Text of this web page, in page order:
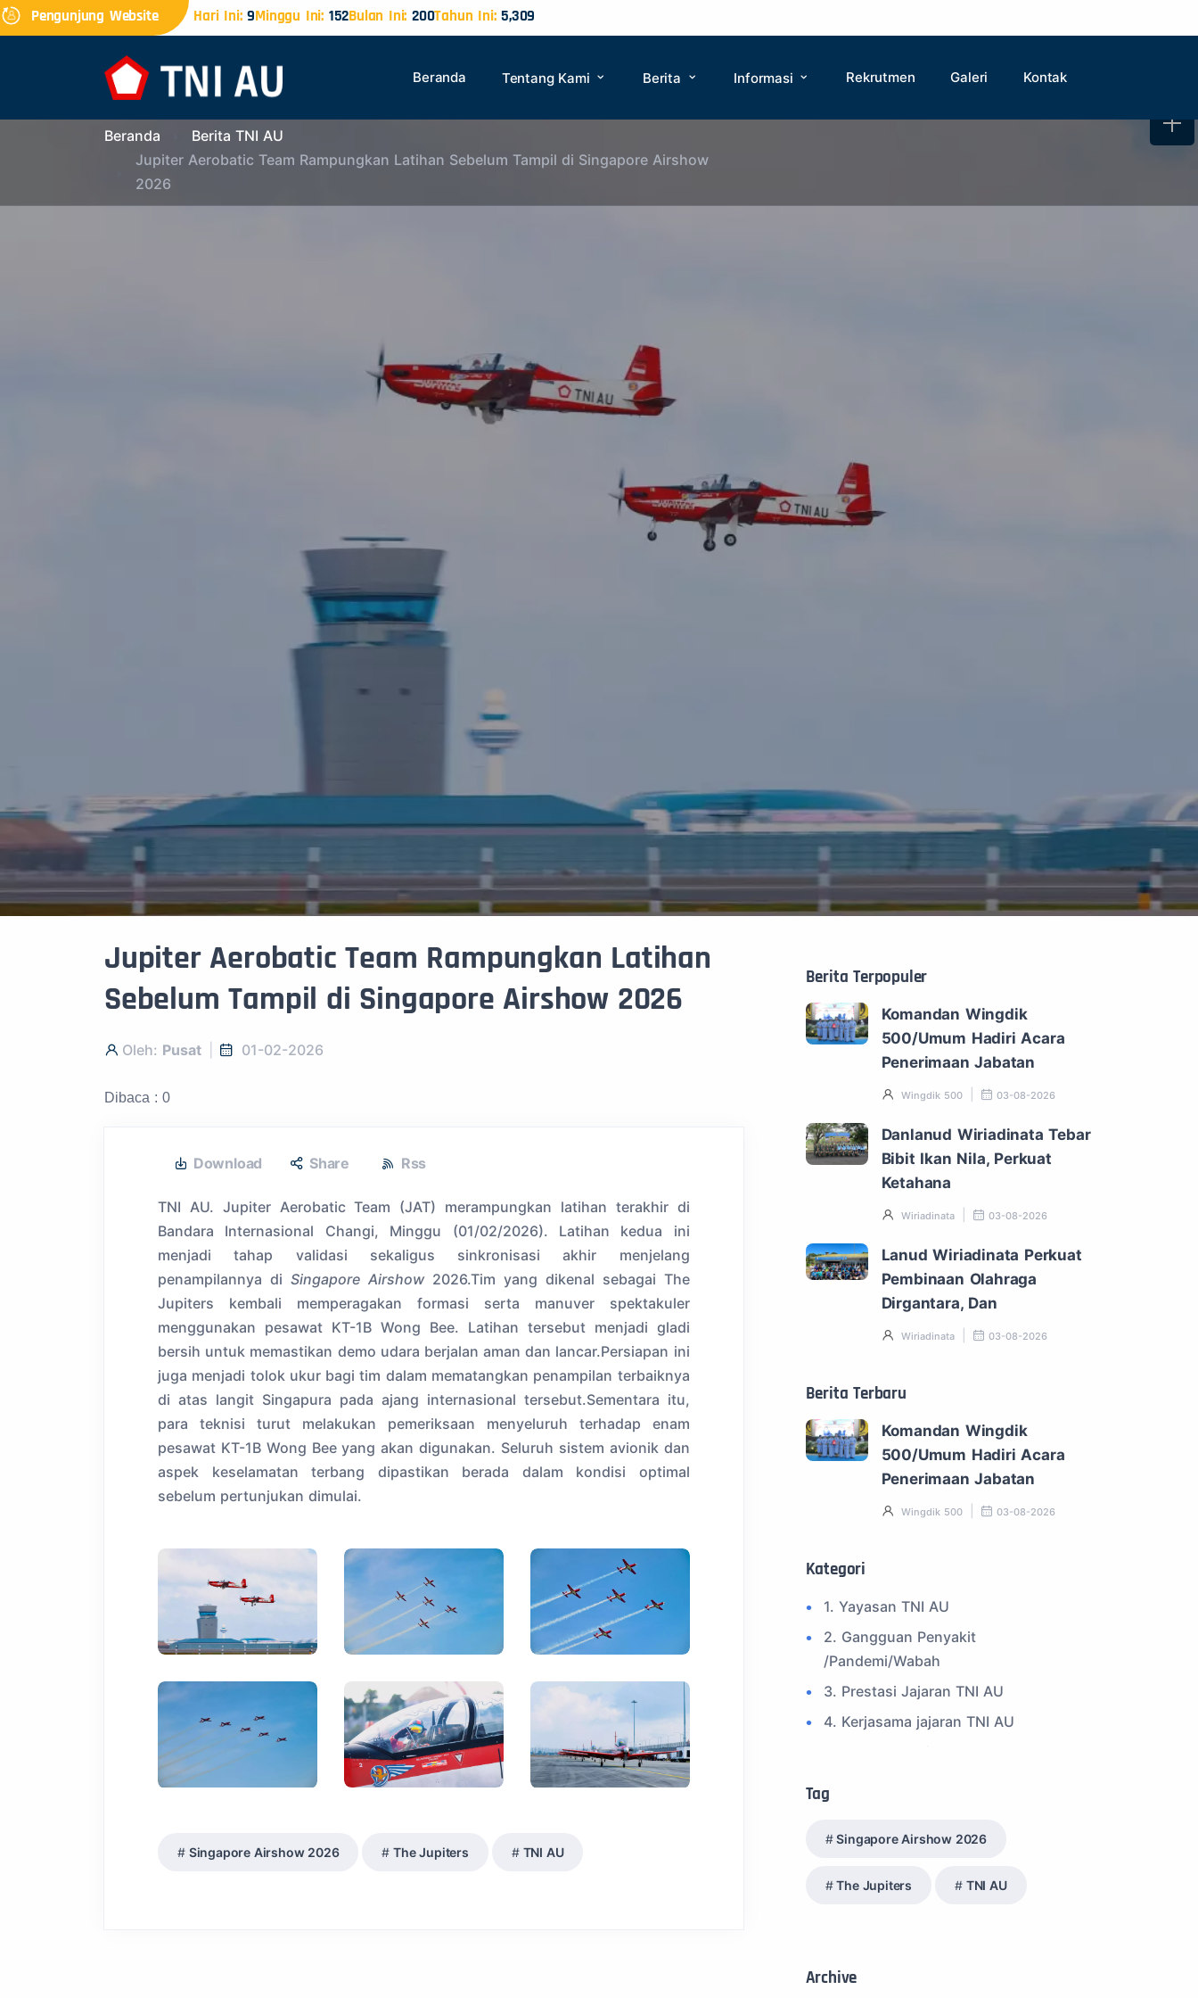
Pengunjung Website Hari Ini:9Minggu Ini: 152Bulan Ini: 200Tahun Ini:5,309
Beranda Tentang Kami Berita Informasi Rekrutmen Galeri Kontak
Beranda
Berita TNI AU
Jupiter Aerobatic Team Rampungkan Latihan Sebelum Tampil di Singapore Airshow
2026
Jupiter Aerobatic Team Rampungkan Latihan
Sebelum Tampil di Singapore Airshow 2026
Oleh: Pusat 01-02-2026
Dibaca : 0
Download Share Rss
TNI AU. Jupiter Aerobatic Team (JAT) merampungkan latihan terakhir di
Bandara Internasional Changi, Minggu (01/02/2026). Latihan kedua ini
menjadi tahap validasi sekaligus sinkronisasi akhir menjelang
penampilannya di Singapore Airshow2026.Tim yang dikenal sebagai The
Jupiters kembali memperagakan formasi serta manuver spektakuler
menggunakan pesawat KT-1B Wong Bee. Latihan tersebut menjadi gladi
bersih untuk memastikan demo udara berjalan aman dan lancar.Persiapan ini
juga menjadi tolok ukur bagi tim dalam mematangkan penampilan terbaiknya
di atas langit Singapura pada ajang internasional tersebut.Sementara itu,
para teknisi turut melakukan pemeriksaan menyeluruh terhadap enam
pesawat KT-1B Wong Bee yang akan digunakan. Seluruh sistem avionik dan
aspek keselamatan terbang dipastikan berada dalam kondisi optimal
sebelum pertunjukan dimulai.
Singapore Airshow 2026 The Jupiters TNI AU
Berita Terpopuler
Komandan Wingdik
500/Umum Hadiri Acara
Penerimaan Jabatan
Wingdik 500 03-08-2026
Danlanud Wiriadinata Tebar
Bibit Ikan Nila, Perkuat
Ketahana
Wiriadinata 03-08-2026
Lanud Wiriadinata Perkuat
Pembinaan Olahraga
Dirgantara, Dan
Wiriadinata 03-08-2026
Berita Terbaru
Komandan Wingdik
500/Umum Hadiri Acara
Penerimaan Jabatan
Wingdik 500 03-08-2026
Kategori
1. Yayasan TNI AU
2. Gangguan Penyakit
/Pandemi/Wabah
3. Prestasi Jajaran TNI AU
4. Kerjasama jajaran TNI AU
8. SPAM Sosial Media
Tag
Singapore Airshow 2026
The Jupiters TNI AU
Archive